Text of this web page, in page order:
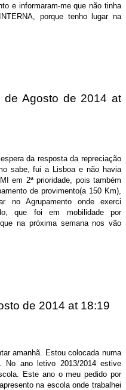
e informaram-me que não tinha
porque tenho lugar na
de Agosto de 2014at
da resposta da repreciação
sabe, fui a Lisboa e não havia
em 2ª prioridade, pois também
de provimento(a 150 Km),
no Agrupamento onde exerci
que foi em mobilidade por
na próxima semana nos vão
de 2014 at 18:19
amanhã. Estou colocada numa
No ano letivo 2013/2014 estive
Este ano o meu pedido por
na escola onde trabalhei